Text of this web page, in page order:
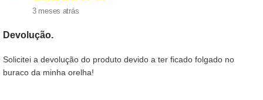
3 meses atrás
Devolução.
Solicitei a devolução do produto devido a ter ficado folgado no
buraco da minha orelha!